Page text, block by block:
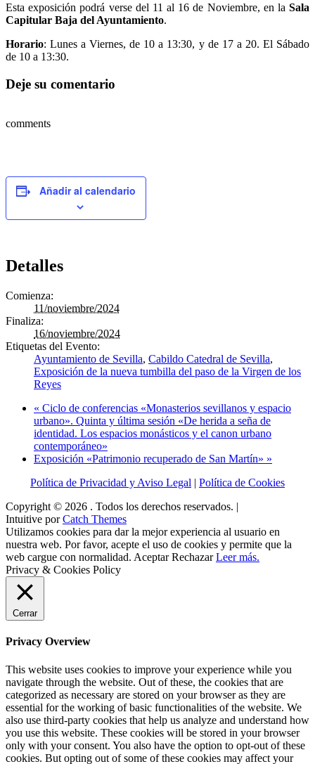
Esta exposición podrá verse del 11 al 16 de Noviembre, en la Sala
Capitular Baja del Ayuntamiento.
Horario: Lunes a Viernes, de 10 a 13:30, y de 17 a 20. El Sábado
de 10 a 13:30.
Deje su comentario
comments
Añadir al calendario
Detalles
Comienza:
11/noviembre/2024
Finaliza:
16/noviembre/2024
Etiquetas del Evento:
Ayuntamiento de Sevilla, Cabildo Catedral de Sevilla,
Exposición de la nueva tumbilla del paso de la Virgen de los
Reyes
« Ciclo de conferencias «Monasterios sevillanos y espacio
urbano». Quinta y última sesión «De herida a seña de
identidad. Los espacios monásticos y el canon urbano
contemporáneo»
Exposición «Patrimonio recuperado de San Martín» »
Política de Privacidad y Aviso Legal | Política de Cookies
Copyright © 2026 . Todos los derechos reservados. |
Intuitive porCatch Themes
Utilizamos cookies para dar la mejor experiencia al usuario en
nuestra web. Por favor, acepte el uso de cookies y permite que la
web cargue con normalidad. Aceptar Rechazar Leer más.
Privacy & Cookies Policy
Cerrar
Privacy Overview
This website uses cookies to improve your experience while you
navigate through the website. Out of these, the cookies that are
categorized as necessary are stored on your browser as they are
essential for the working of basic functionalities of the website. We
also use third-party cookies that help us analyze and understand how
you use this website. These cookies will be stored in your browser
only with your consent. You also have the option to opt-out of these
cookies. But opting out of some of these cookies may affect your